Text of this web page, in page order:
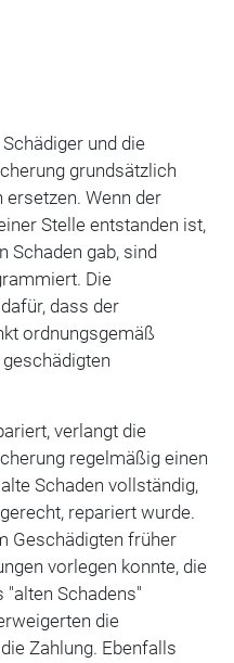
und die
grundsätzlich
Wenn der
Stelle entstanden ist,
Schaden gab, sind
Die
dass der
ordnungsgemäß
verlangt die
regelmäßig einen
Schaden vollständig,
repariert wurde.
Geschädigten früher
vorlegen konnte, die
Schadens"
die
Zahlung. Ebenfalls